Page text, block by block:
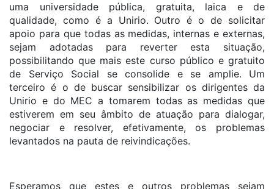
uma universidade pública, gratuita, laica e de
qualidade, como é a Unirio. Outro é o de solicitar
apoio para que todas as medidas, internas e externas,
sejam adotadas para reverter esta situação,
possibilitando que mais este curso público e gratuito
de Serviço Social se consolide e se amplie. Um
terceiro é o de buscar sensibilizar os dirigentes da
Unirio e do MEC a tomarem todas as medidas que
estiverem em seu âmbito de atuação para dialogar,
negociar e resolver, efetivamente, os problemas
levantados na pauta de reivindicações.
Esperamos que estes e outros problemas sejam